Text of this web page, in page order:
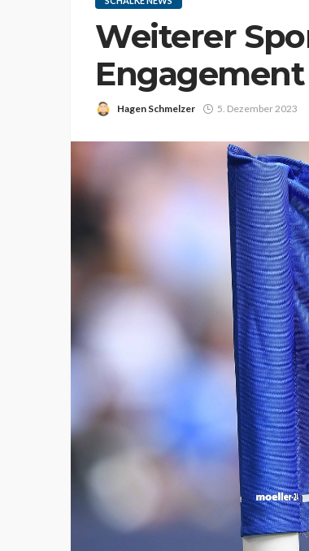
Weiterer
Hagen Schmelzer 5. Dezember 2023